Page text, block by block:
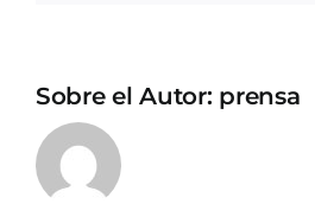
Sobre el Autor: prensa